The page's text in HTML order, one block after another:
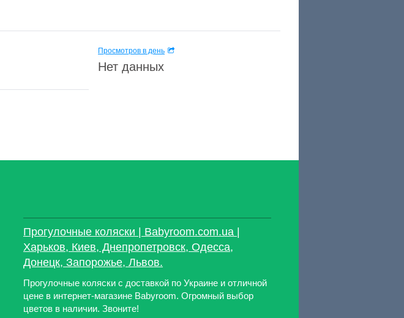
Просмотров в день
Нет данных
Прогулочные коляски | Babyroom.com.ua |
Харьков, Киев, Днепропетровск, Одесса,
Донецк, Запорожье, Львов.
Прогулочные коляски с доставкой по Украине и отличной
цене в интернет-магазине Babyroom. Огромный выбор
цветов в наличии. Звоните!